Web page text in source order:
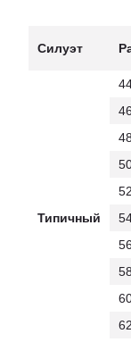
Силуэт
Типичный
46
48
52
56
58
62